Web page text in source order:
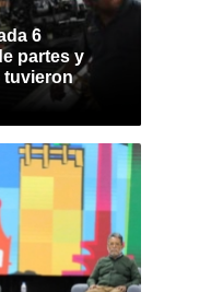
6
partes y
tuvieron